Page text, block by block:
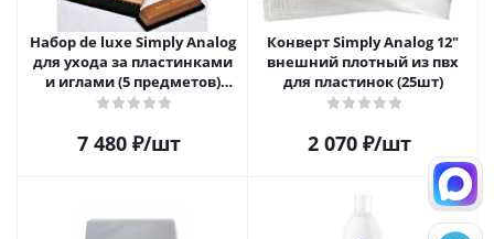
Набор de luxe Simply Analog
для ухода за пластинками
и иглами (5 предметов)
SAVC005
7 480₽/шт
Конверт Simply Analog 12"
внешний плотный из пвх
для пластинок (25шт)
2 070₽/шт